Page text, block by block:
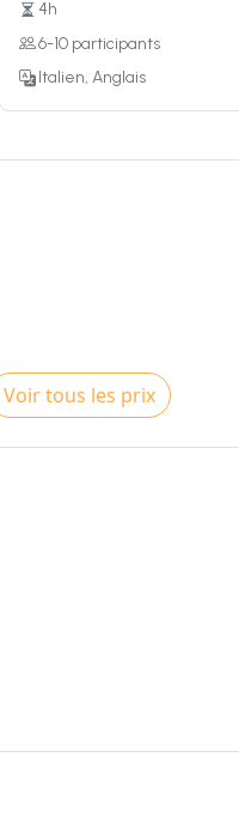
4h
6-10 participants
Italien, Anglais
Voir tous les prix